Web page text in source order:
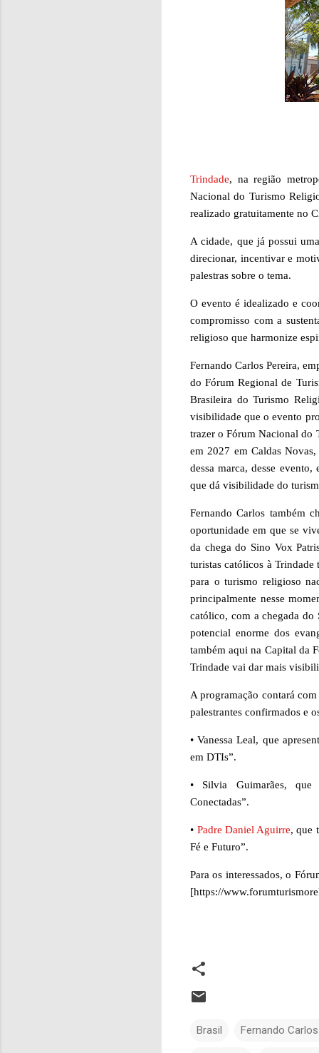
Trindade, na região
Nacional do Turismo
realizado gratuitamente no
A cidade, que já possui
direcionar, incentivar e
palestras sobre o tema.
O evento é idealizado e
compromisso com a
religioso que harmonize
Fernando Carlos Pereira,
do Fórum Regional de
Brasileira do Turismo
visibilidade que o evento
trazer o Fórum Nacional do
em 2027 em Caldas
dessa marca, desse
que dá visibilidade do
Fernando Carlos também
oportunidade em que se
da chega do Sino Vox
turistas católicos à
para o turismo religioso
principalmente nesse
católico, com a chegada
potencial enorme dos
também aqui na Capital da
Trindade vai dar mais
A programação contará
palestrantes confirmados e
• Vanessa Leal, que
em DTIs”.
• Silvia Guimarães, que
Conectadas”.
• Padre Daniel Aguirre, que
Fé e Futuro”.
Para os interessados, o
[https://
Brasil Fernando